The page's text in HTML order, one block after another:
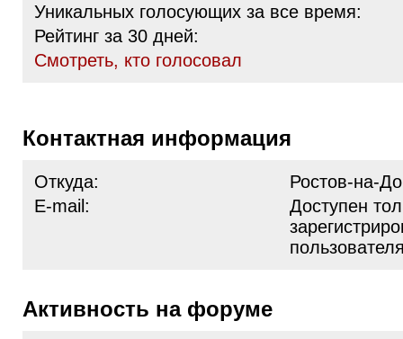
Уникальных голосующих за все время:
Рейтинг за 30 дней:
Cмотреть, кто голосовал
Контактная информация
Откуда:
Ростов-на-
E-mail:
Доступен
Активность на форуме